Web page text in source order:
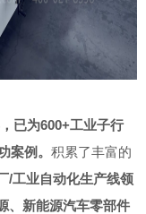
已为600+工业子行
案例。 积累了丰富的
/工业自动化生产线领
、新能源汽车零部件